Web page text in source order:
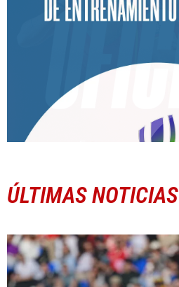
ÚLTIMAS NOTICIAS